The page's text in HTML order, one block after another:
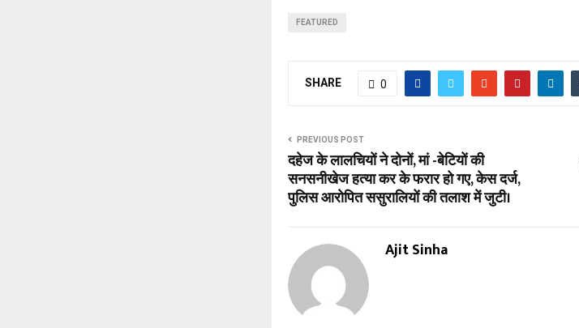
FEATURED
SHARE 0
PREVIOUS POST
दहेज के लालचियों ने दोनों, मां -बेटियों की
सनसनीखेज हत्या कर के फरार हो गए, केस दर्ज,
पुलिस आरोपित ससुरालियों की तलाश में जुटी।
Ajit Sinha